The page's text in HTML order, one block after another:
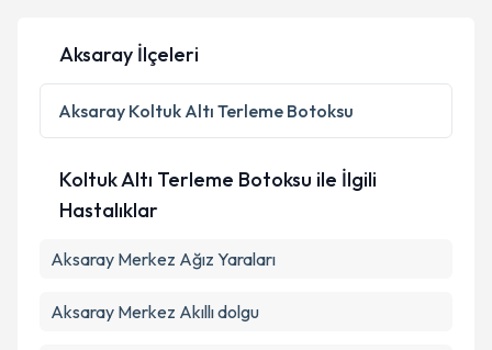
Kişisel verilerimin işlenmesine ilişkin
Metni'ni okudum ve kişisel verilerimin belirtilen
kapsamda işlenmesini kabul ediyorum.
Takvim Talebini Gönder
Aksaray İlçeleri
Aksaray Koltuk Altı Terleme Botoksu
Koltuk Altı Terleme Botoksu ile İlgili
Hastalıklar
Aksaray Merkez Ağız Yaraları
Aksaray Merkez Akıllı dolgu